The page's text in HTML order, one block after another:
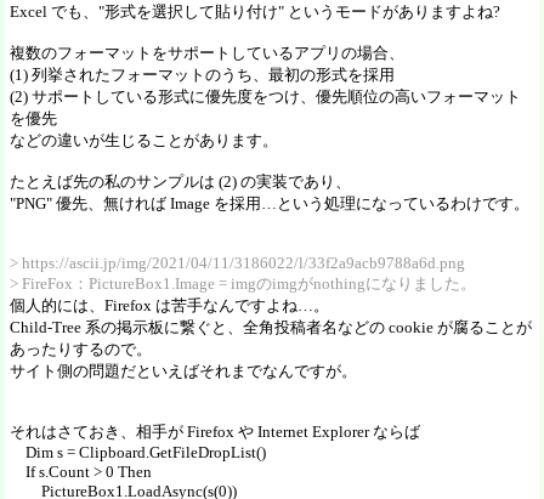
Excel でも、"形式を選択して貼り付け" というモードがありますよね?
複数のフォーマットをサポートしているアプリの場合、
(1) 列挙されたフォーマットのうち、最初の形式を採用
(2) サポートしている形式に優先度をつけ、優先順位の高いフォーマット
を優先
などの違いが生じることがあります。
たとえば先の私のサンプルは (2) の実装であり、
"PNG" 優先、無ければ Image を採用…という処理になっているわけです。
> https://ascii.jp/img/2021/04/11/3186022/l/33f2a9acb9788a6d.png
> FireFox：PictureBox1.Image = imgのimgがnothingになりました。
個人的には、Firefox は苦手なんですよね…。
Child-Tree 系の掲示板に繋ぐと、全角投稿者名などの cookie が腐ることが
あったりするので。
サイト側の問題だといえばそれまでなんですが。
それはさておき、相手が Firefox や Internet Explorer ならば
Dim s = Clipboard.GetFileDropList()
If s.Count > 0 Then
PictureBox1.LoadAsync(s(0))